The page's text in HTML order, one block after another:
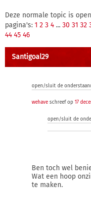
Deze normale topic is
pagina's: 1 2 3 4 ... 30 31 32
44 45 46
Santigoal29
open/sluit de
wehave schreef op 17
open/sluit de
Ben toch wel
Wat een hoop
te maken.